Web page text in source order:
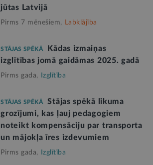
jūtas Latvijā
Pirms 7 mēnešiem, Labklājība
STĀJAS SPĒKĀ
Kādas izmaiņas
izglītības jomā gaidāmas 2025. gadā
Pirms gada, Izglītība
STĀJAS SPĒKĀ
Stājas spēkā likuma
grozījumi, kas ļauj pedagogiem
noteikt kompensāciju par transporta
un mājokļa īres izdevumiem
Pirms gada, Izglītība